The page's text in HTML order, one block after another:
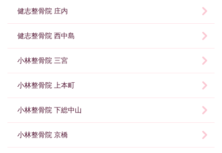
健志整骨院 庄内
健志整骨院 西中島
小林整骨院 三宮
小林整骨院 上本町
小林整骨院 下総中山
小林整骨院 京橋